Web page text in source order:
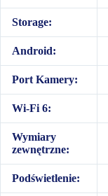
Storage:
Android:
Port Kamery:
Wi-Fi 6:
Wymiary
zewnętrzne:
Podświetlenie: